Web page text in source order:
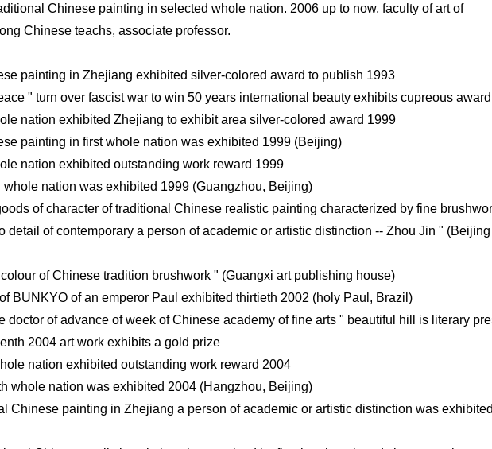
Chinese painting in selected whole nation. 2006 up to now, faculty of art of
Chinese teachs, associate professor.
painting in Zhejiang exhibited silver-colored award to publish 1993
" turn over fascist war to win 50 years international beauty exhibits cupreous
nation exhibited Zhejiang to exhibit area silver-colored award 1999
painting in first whole nation was exhibited 1999 (Beijing)
nation exhibited outstanding work reward 1999
whole nation was exhibited 1999 (Guangzhou, Beijing)
of character of traditional Chinese realistic painting characterized by fine
detail of contemporary a person of academic or artistic distinction -- Zhou Jin " (Beijing
of Chinese tradition brushwork " (Guangxi art publishing house)
BUNKYO of an emperor Paul exhibited thirtieth 2002 (holy Paul, Brazil)
doctor of advance of week of Chinese academy of fine arts " beautiful hill is literary
2004 art work exhibits a gold prize
nation exhibited outstanding work reward 2004
whole nation was exhibited 2004 (Hangzhou, Beijing)
Chinese painting in Zhejiang a person of academic or artistic distinction was exhibited